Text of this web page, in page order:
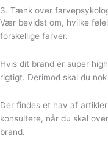
3. Tænk over
Vær bevidst om, hvilke
forskellige farver.
Hvis dit brand er super
rigtigt.⁠⁠ Derimod skal du
Der findes et hav af
konsultere, når du skal
brand.